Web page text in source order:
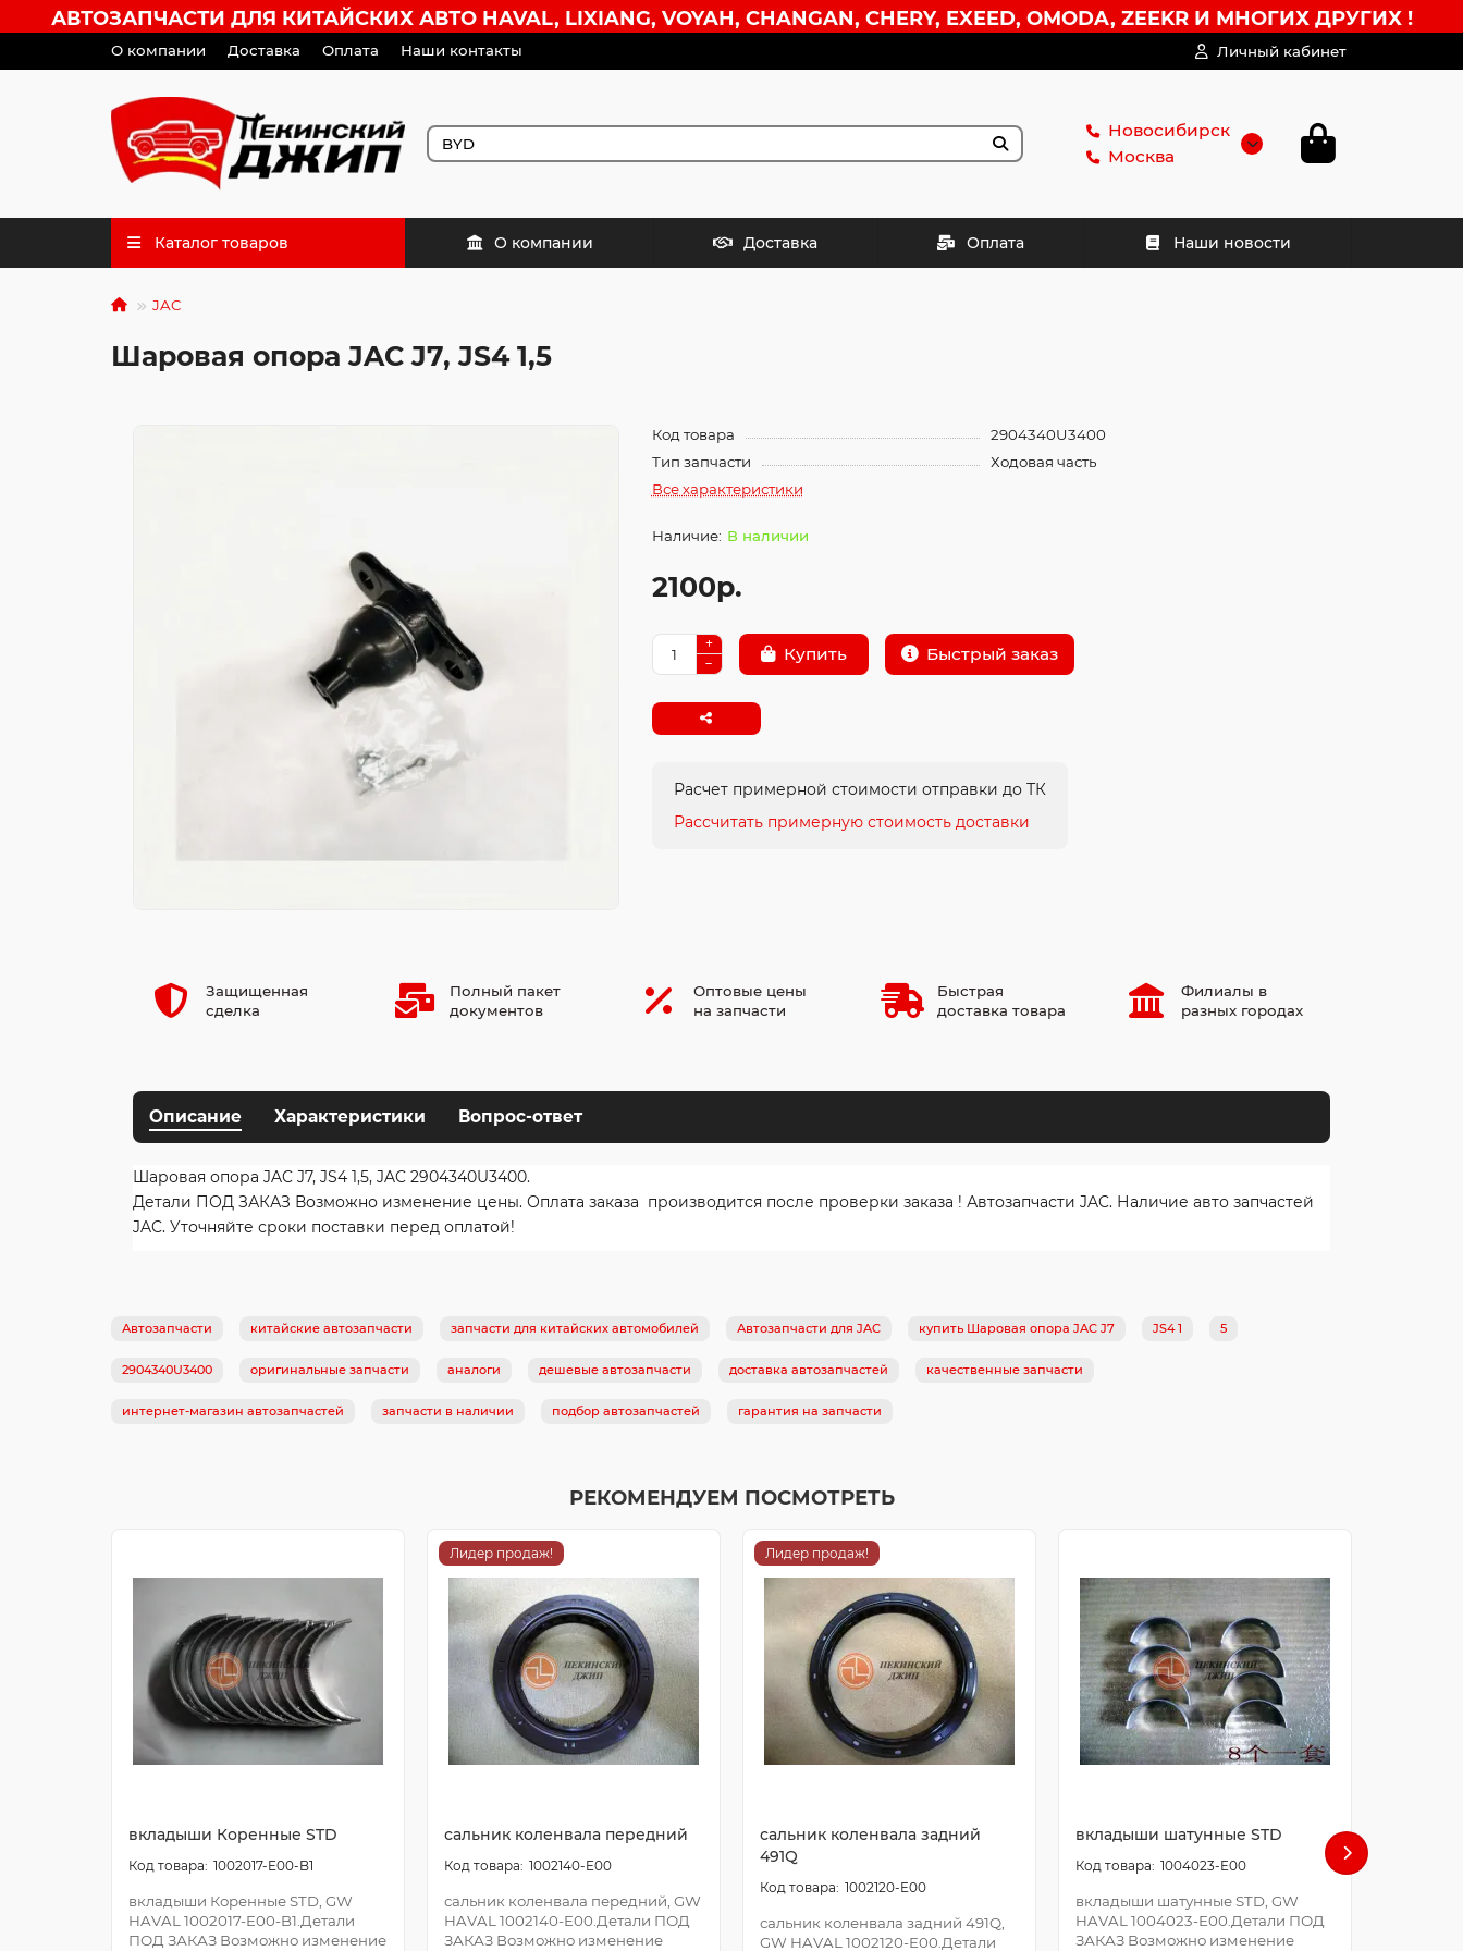
АВТОЗАПЧАСТИ ДЛЯ КИТАЙСКИХ АВТО HAVAL, LIXIANG, VOYAH, CHANGAN, CHERY, EXEED, OMODA, ZEEKR И МНОГИХ ДРУГИХ !
О компании Доставка Оплата Наши контакты Личный кабинет
Новосибирск
Москва
Каталог товаров О компании Доставка Оплата Наши новости
JAC
Шаровая опора JAC J7, JS4 1,5
Код товара
2904340U3400
Тип запчасти
Ходовая часть
Все характеристики
В наличии
2100р.
Купить Быстрый заказ
Расчет примерной стоимости отправки до ТК
Рассчитать примерную стоимость доставки
Защищенная
сделка
Полный пакет
документов
Оптовые цены
на запчасти
Быстрая
доставка товара
Филиалы в
разных городах
Описание Характеристики Вопрос-ответ
Шаровая опора JAC J7, JS4 1,5, JAC 2904340U3400.
Детали ПОД ЗАКАЗ Возможно изменение цены. Оплата заказа производится после проверки заказа ! Автозапчасти JAC. Наличие авто запчастей
JAC. Уточняйте сроки поставки перед оплатой!
Автозапчасти китайские автозапчасти запчасти для китайских автомобилей Автозапчасти для JAC купить Шаровая опора JAC J7 JS4 1 5
2904340U3400 оригинальные запчасти аналоги дешевые автозапчасти доставка автозапчастей качественные запчасти
интернет-магазин автозапчастей запчасти в наличии подбор автозапчастей гарантия на запчасти
РЕКОМЕНДУЕМ ПОСМОТРЕТЬ
вкладыши Коренные STD
1002017-E00-B1
вкладыши Коренные STD, GW
HAVAL 1002017-E00-B1.Детали
ПОД ЗАКАЗ Возможно изменение
Лидер продаж!
сальник коленвала передний
1002140-E00
сальник коленвала передний, GW
HAVAL 1002140-E00.Детали ПОД
ЗАКАЗ Возможно изменение
Лидер продаж!
сальник коленвала задний
491Q
1002120-E00
сальник коленвала задний 491Q,
GW HAVAL 1002120-E00.Детали
вкладыши шатунные STD
1004023-E00
вкладыши шатунные STD, GW
HAVAL 1004023-E00.Детали ПОД
ЗАКАЗ Возможно изменение